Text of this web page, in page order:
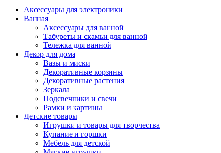
Аксессуары для электроники
Ванная
Аксессуары для ванной
Табуреты и скамьи для ванной
Тележка для ванной
Декор для дома
Вазы и миски
Декоративные корзины
Декоративные растения
Зеркала
Подсвечники и свечи
Рамки и картины
Детские товары
Игрушки и товары для творчества
Купание и горшки
Мебель для детской